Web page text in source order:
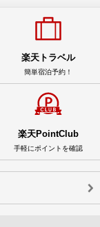
楽天トラベル
簡単宿泊予約！
楽天PointClub
手軽にポイントを確認